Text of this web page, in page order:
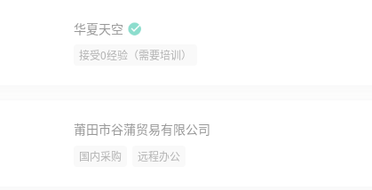
华夏天空
接受0经验（需要培训）
莆田市谷蒲贸易有限公司
国内采购 远程办公